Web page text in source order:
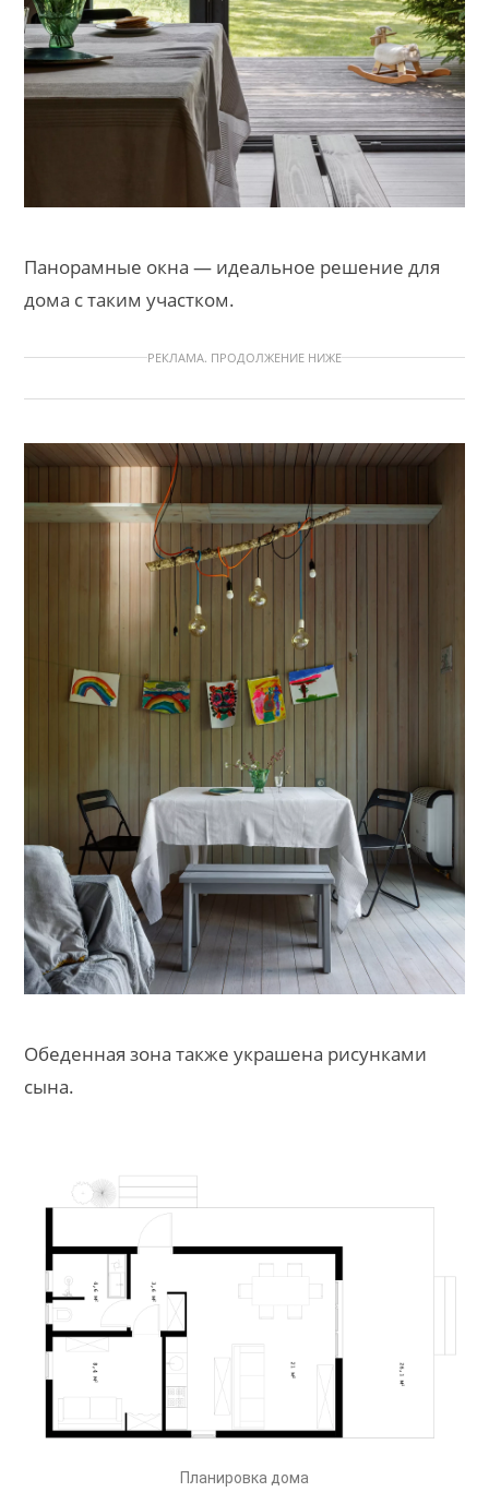
Панорамные окна — идеальное решение для
дома с таким участком.
РЕКЛАМА. ПРОДОЛЖЕНИЕ НИЖЕ
Обеденная зона также украшена рисунками
сына.
Планировка дома